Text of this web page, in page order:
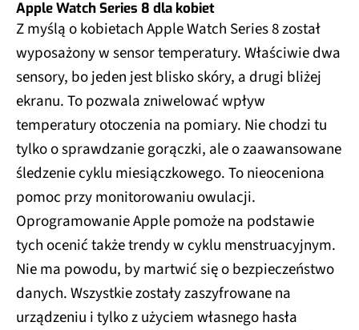
Apple Watch Series 8 dla kobiet
Z myślą o kobietach Apple Watch Series 8 został
wyposażony w sensor temperatury. Właściwie dwa
sensory, bo jeden jest blisko skóry, a drugi bliżej
ekranu. To pozwala zniwelować wpływ
temperatury otoczenia na pomiary. Nie chodzi tu
tylko o sprawdzanie gorączki, ale o zaawansowane
śledzenie cyklu miesiączkowego. To nieoceniona
pomoc przy monitorowaniu owulacji.
Oprogramowanie Apple pomoże na podstawie
tych ocenić także trendy w cyklu menstruacyjnym.
Nie ma powodu, by martwić się o bezpieczeństwo
danych. Wszystkie zostały zaszyfrowane na
urządzeniu i tylko z użyciem własnego hasła